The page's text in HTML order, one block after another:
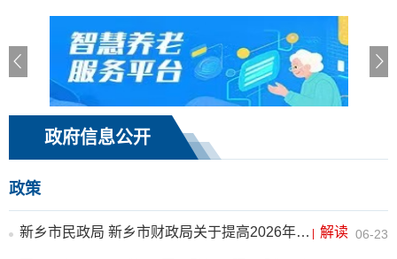
政府信息公开
政策
解读
新乡市民政局 新乡市财政局关于提高2026年最低生活保障标准、财政补助水平及特困人员救助供养标准的通知 06-23